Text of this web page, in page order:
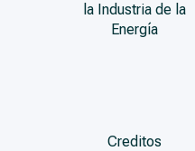
la Industria de la
Energía
Creditos